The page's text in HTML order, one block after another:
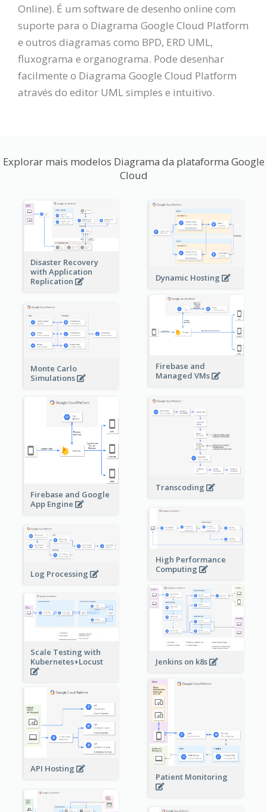
Online). É um software de desenho online com
suporte para o Diagrama Google Cloud Platform
e outros diagramas como BPD, ERD UML,
fluxograma e organograma. Pode desenhar
facilmente o Diagrama Google Cloud Platform
através do editor UML simples e intuitivo.
Explorar mais modelos Diagrama da plataforma Google
Cloud
Disaster Recovery
with Application
Replication
Dynamic Hosting
Firebase and
Managed VMs
Monte Carlo
Simulations
Firebase and Google
App Engine
Transcoding
High Performance
Computing
Log Processing
Jenkins on k8s
Scale Testing with
Kubernetes+Locust
Patient Monitoring
API Hosting